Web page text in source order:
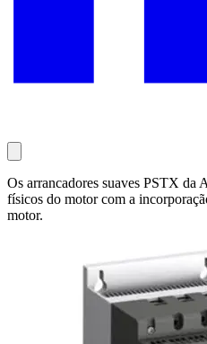
Os arrancadores suaves PSTX da
físicos do motor com a
motor.